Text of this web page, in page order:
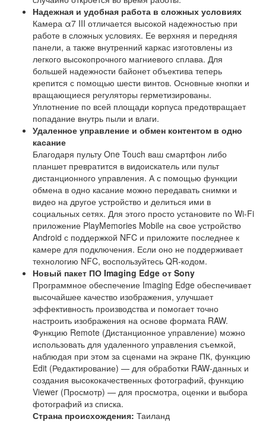
Надежная и удобная работа в сложных условиях
Камера α7 III отличается высокой надежностью при
работе в сложных условиях. Ее верхняя и передняя
панели, а также внутренний каркас изготовлены из
легкого высокопрочного магниевого сплава. Для
большей надежности байонет объектива теперь
крепится с помощью шести винтов. Основные кнопки и
вращающиеся регуляторы герметизированы.
Уплотнение по всей площади корпуса предотвращает
попадание внутрь пыли и влаги.
Удаленное управление и обмен контентом в одно
касание
Благодаря пульту One Touch ваш смартфон либо
планшет превратится в видоискатель или пульт
дистанционного управления. А с помощью функции
обмена в одно касание можно передавать снимки и
видео на другое устройство и делиться ими в
социальных сетях. Для этого просто установите по Wi-Fi
приложение PlayMemories Mobile на свое устройство
Android с поддержкой NFC и приложите последнее к
камере для подключения. Если оно не поддерживает
технологию NFC, воспользуйтесь QR-кодом.
Новый пакет ПО Imaging Edge от Sony
Программное обеспечение Imaging Edge обеспечивает
высочайшее качество изображения, улучшает
эффективность производства и помогает точно
настроить изображения на основе формата RAW.
Функцию Remote (Дистанционное управление) можно
использовать для удаленного управления съемкой,
наблюдая при этом за сценами на экране ПК, функцию
Edit (Редактирование) — для обработки RAW-данных и
создания высококачественных фотографий, функцию
Viewer (Просмотр) — для просмотра, оценки и выбора
фотографий из списка.
Страна происхождения: Таиланд